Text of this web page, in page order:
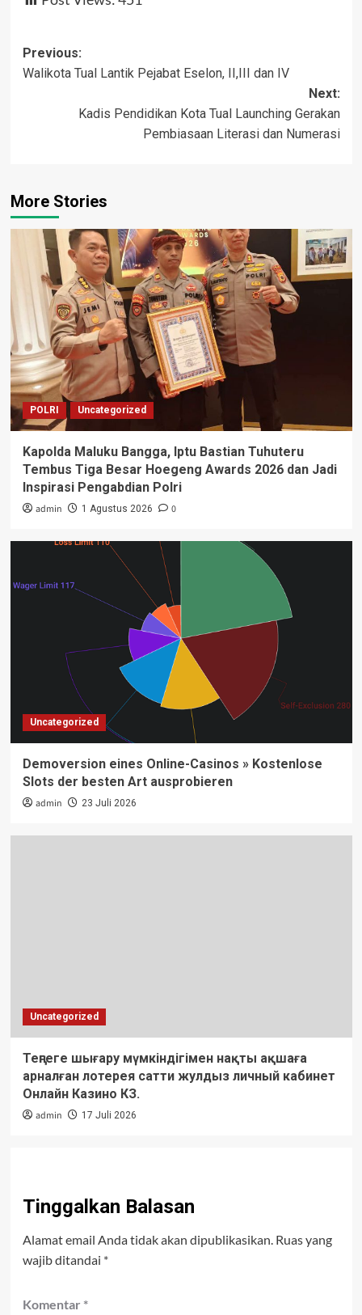
Post
navigation
Previous:
Walikota Tual Lantik Pejabat Eselon, II,III dan IV
Next:
Kadis Pendidikan Kota Tual Launching Gerakan
Pembiasaan Literasi dan Numerasi
More Stories
POLRI Uncategorized
Kapolda Maluku Bangga, Iptu Bastian Tuhuteru
Tembus Tiga Besar Hoegeng Awards 2026 dan Jadi
Inspirasi Pengabdian Polri
admin 1 Agustus 2026 0
Uncategorized
Demoversion eines Online-Casinos » Kostenlose
Slots der besten Art ausprobieren
admin 23 Juli 2026
Uncategorized
Теңгеге шығару мүмкіндігімен нақты ақшаға
арналған лотерея сатти жулдыз личный кабинет
Онлайн Казино КЗ.
admin 17 Juli 2026
Tinggalkan Balasan
Alamat email Anda tidak akan dipublikasikan. Ruas yang
wajib ditandai *
Komentar *